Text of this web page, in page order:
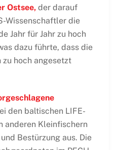
Ostsee,der darauf
Wissenschaftler die
Jahr für Jahr zu hoch
dazu führte, dass die
hoch angesetzt
den baltischen LIFE-
anderen Kleinfischern
Bestürzung aus. Die